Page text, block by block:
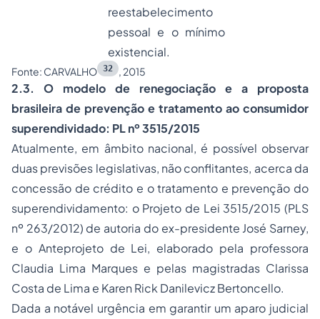
reestabelecimento
pessoal e o mínimo
existencial.
Fonte: CARVALHO 32 , 2015
2.3. O modelo de renegociação e a proposta
brasileira de prevenção e tratamento ao consumidor
superendividado: PL nº 3515/2015
Atualmente, em âmbito nacional, é possível observar
duas previsões legislativas, não conflitantes, acerca da
concessão de crédito e o tratamento e prevenção do
superendividamento: o Projeto de Lei 3515/2015 (PLS
nº 263/2012) de autoria do ex-presidente José Sarney,
e o Anteprojeto de Lei, elaborado pela professora
Claudia Lima Marques e pelas magistradas Clarissa
Costa de Lima e Karen Rick Danilevicz Bertoncello.
Dada a notável urgência em garantir um aparo judicial